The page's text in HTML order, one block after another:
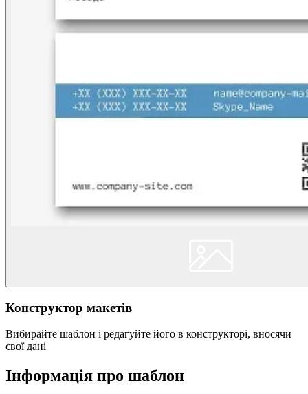
Конструктор макетів
Вибирайте шаблон і редагуйте його в конструкторі, вносячи
свої дані
Інформація про шаблон